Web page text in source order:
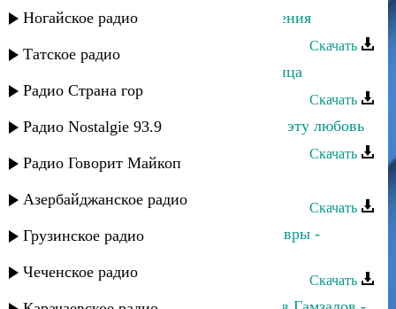
Ногайское радио
Татское радио
Радио Страна гор
Радио Nostalgie 93.9
Радио Говорит Майкоп
Азербайджанское радио
Грузинское радио
Чеченское радио
Машидат Омарасхабова - Наставления
Скачать
Машидат Омарасхабова - Луч солнца
Скачать
Машидат Омарасхабова - Сохрани эту любовь
Скачать
Скачать
Машидат Омарасхабова и Диброзавры -
Скачать